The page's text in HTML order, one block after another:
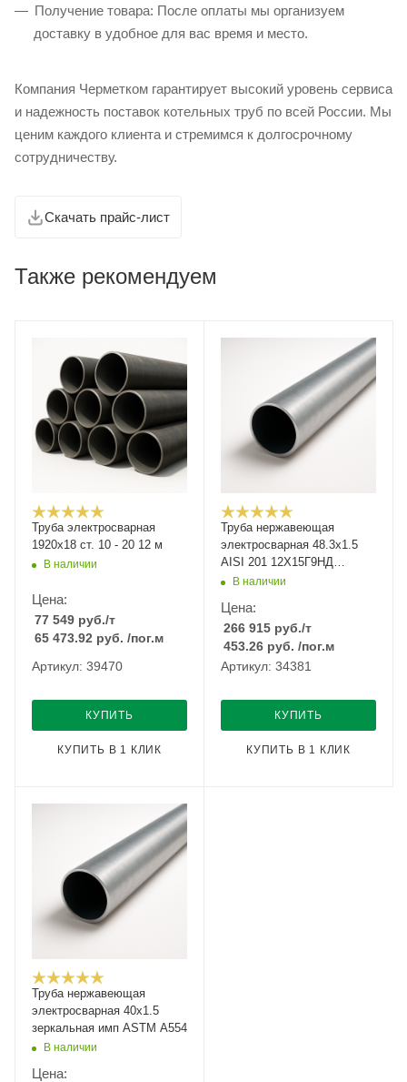
Получение товара: После оплаты мы организуем
доставку в удобное для вас время и место.
Компания Черметком гарантирует высокий уровень сервиса
и надежность поставок котельных труб по всей России. Мы
ценим каждого клиента и стремимся к долгосрочному
сотрудничеству.
Скачать прайс-лист
Также рекомендуем
Труба электросварная
1920х18 ст. 10 - 20 12 м
В наличии
Цена:
77 549 руб./т
65 473.92 руб. /пог.м
Артикул: 39470
КУПИТЬ
КУПИТЬ В 1 КЛИК
Труба нержавеющая
электросварная 48.3х1.5
AISI 201 12Х15Г9НД
зеркальная
В наличии
Цена:
266 915 руб./т
453.26 руб. /пог.м
Артикул: 34381
КУПИТЬ
КУПИТЬ В 1 КЛИК
Труба нержавеющая
электросварная 40x1.5
зеркальная имп ASTM A554
В наличии
Цена: